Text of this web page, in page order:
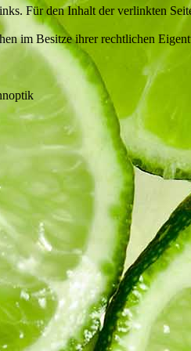
Für den Inhalt der verlinkten
im Besitze ihrer rechtlichen